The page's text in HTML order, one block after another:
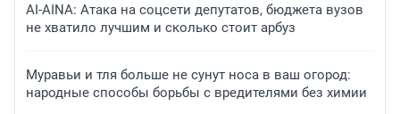
AI-AINA: Атака на соцсети депутатов, бюджета вузов
не хватило лучшим и сколько стоит арбуз
Муравьи и тля больше не сунут носа в ваш огород:
народные способы борьбы с вредителями без химии